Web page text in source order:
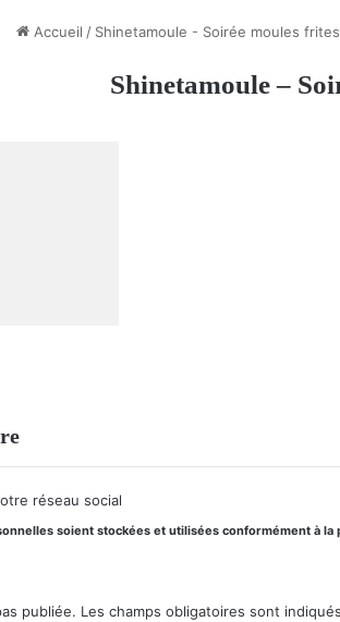
Accueil / Shinetamoule - Soirée moules
Shinetamoule –
réseau social
soient stockées et utilisées conformément à
publiée. Les champs obligatoires sont